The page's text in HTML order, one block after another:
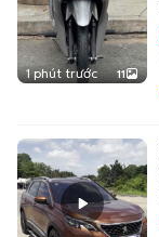
1 phút trước 11